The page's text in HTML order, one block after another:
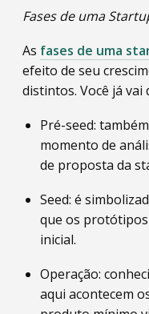
Fases de uma
As fases de uma
efeito de seu
distintos. Você já vai
Pré-seed:
momento de
de proposta da
Seed: é
que os
inicial.
Operação:
aqui acontecem